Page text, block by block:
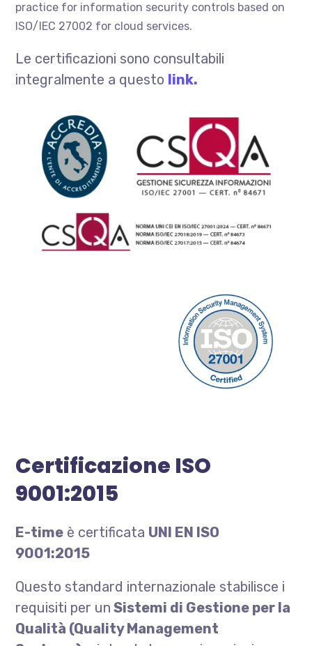
practice for information security controls based on
ISO/IEC 27002 for cloud services.
Le certificazioni sono consultabili
integralmente a questo link.
Certificazione ISO
9001:2015
E-time è certificata UNI EN ISO
9001:2015
Questo standard internazionale stabilisce i
requisiti per un Sistemi di Gestione per la
Qualità (Quality Management